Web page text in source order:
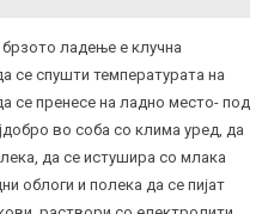
ладење е клучна
се спушти температурата на
се пренесе на ладно место- под
во соба со клима уред, да
да се истушира со млака
облоги и полека да се пијат